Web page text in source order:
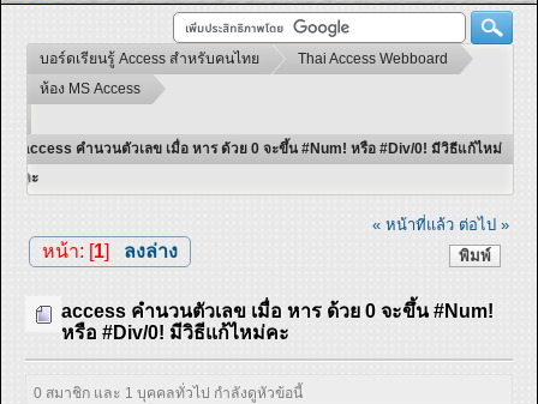
บอร์ดเรียนรู้ Access สำหรับคนไทย
Thai Access Webboard
ห้อง MS Access
access คำนวนตัวเลข เมื่อ หาร ด้วย 0 จะขึ้น #Num! หรือ #Div/0! มีวิธีแก้ไหม่
คะ
« หน้าที่แล้ว ต่อไป »
พิมพ์
หน้า: [1] ลงล่าง
access คำนวนตัวเลข เมื่อ หาร ด้วย 0 จะขึ้น #Num!
หรือ #Div/0! มีวิธีแก้ไหม่คะ
0 สมาชิก และ 1 บุคคลทั่วไป กำลังดูหัวข้อนี้